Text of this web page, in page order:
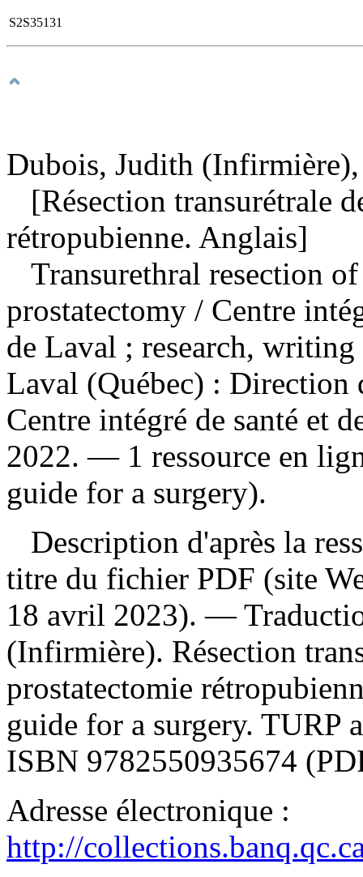
S2S35131
Dubois, Judith (Infirmière),
[Résection transurétrale
rétropubienne. Anglais]
Transurethral resection
prostatectomy / Centre
de Laval ; research,
Laval (Québec) : Direction
Centre intégré de santé et
2022. — 1 ressource en
guide for a surgery).
Description d'après la
titre du fichier PDF (site
18 avril 2023). —
(Infirmière). Résection
prostatectomie
guide for a surgery. TURP
ISBN 9782550935674
Adresse électronique :
http://